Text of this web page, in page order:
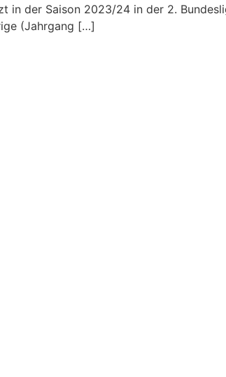
in der Saison 2023/24 in der 2.
(Jahrgang […]